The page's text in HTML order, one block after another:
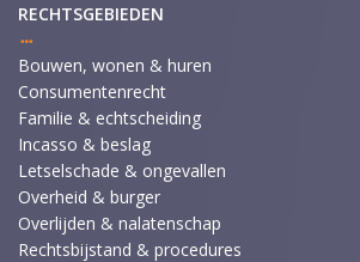
RECHTSGEBIEDEN
Bouwen, wonen & huren
Consumentenrecht
Familie & echtscheiding
Incasso & beslag
Letselschade & ongevallen
Overheid & burger
Overlijden & nalatenschap
Rechtsbijstand & procedures